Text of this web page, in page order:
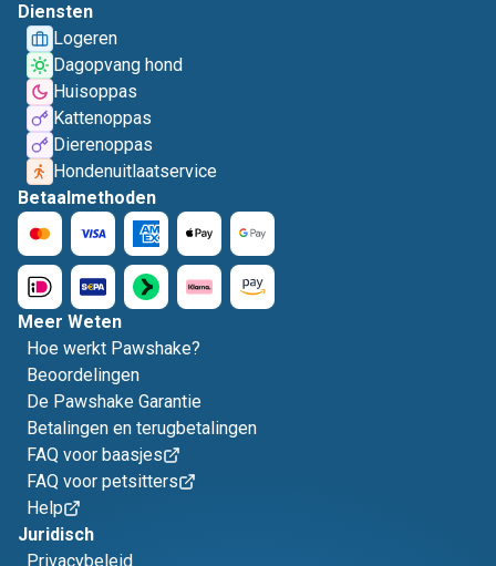
Diensten
Logeren
Dagopvang hond
Huisoppas
Kattenoppas
Dierenoppas
Hondenuitlaatservice
Betaalmethoden
Meer Weten
Hoe werkt Pawshake?
Beoordelingen
De Pawshake Garantie
Betalingen en terugbetalingen
FAQ voor baasjes
FAQ voor petsitters
Help
Juridisch
Privacybeleid